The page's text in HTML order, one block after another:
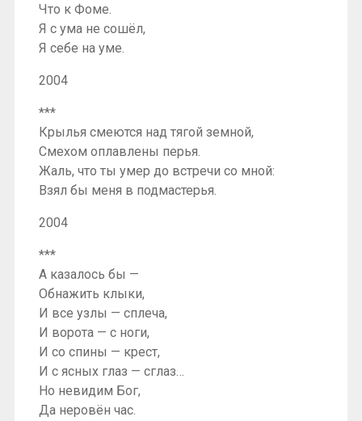
Что к Фоме.
Я с ума не сошёл,
Я себе на уме.
2004
***
Крылья смеются над тягой земной,
Смехом оплавлены перья.
Жаль, что ты умер до встречи со мной:
Взял бы меня в подмастерья.
2004
***
А казалось бы —
Обнажить клыки,
И все узлы — сплеча,
И ворота — с ноги,
И со спины — крест,
И с ясных глаз — сглаз…
Но невидим Бог,
Да неровён час.